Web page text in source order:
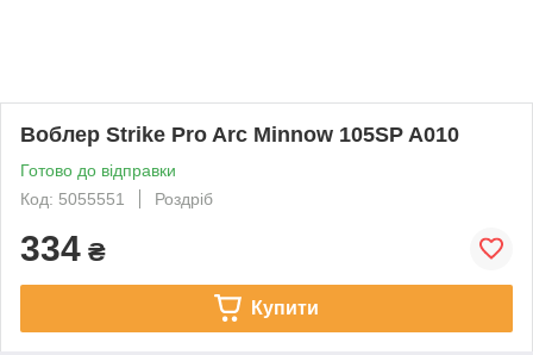
Воблер Strike Pro Arc Minnow 105SP A010
Готово до відправки
Код: 5055551
Роздріб
334 ₴
Купити